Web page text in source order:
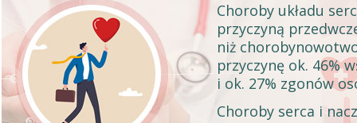
Choroby układu
przyczyną
niż
przyczynę ok. 46%
i ok. 27% zgonów
Choroby serca i